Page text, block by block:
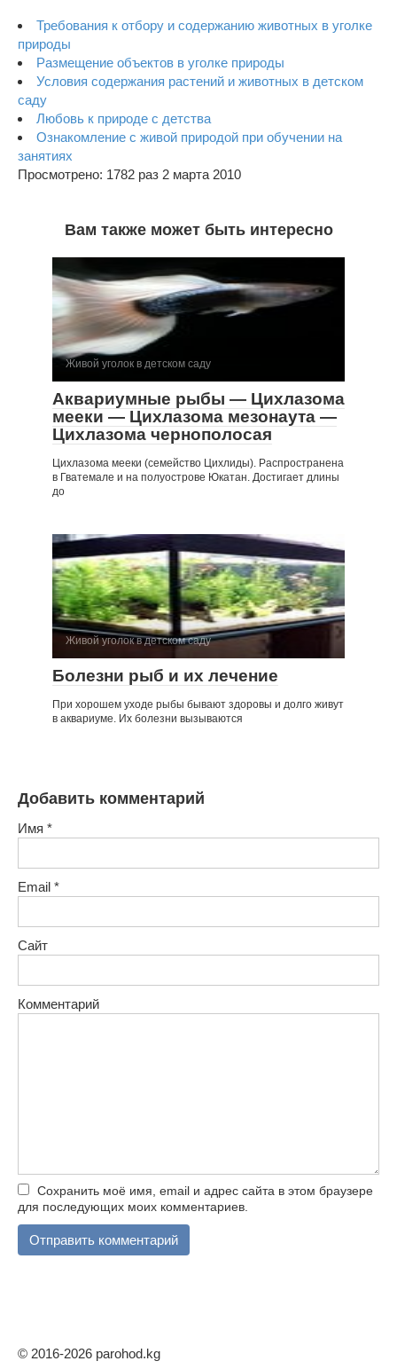
Требования к отбору и содержанию животных в уголке
природы
Размещение объектов в уголке природы
Условия содержания растений и животных в детском
саду
Любовь к природе с детства
Ознакомление с живой природой при обучении на
занятиях
Просмотрено: 1782 раз 2 марта 2010
Вам также может быть интересно
Живой уголок в детском саду
Аквариумные рыбы — Цихлазома
мееки — Цихлазома мезонаута —
Цихлазома чернополосая
Цихлазома мееки (семейство Цихлиды). Распространена
в Гватемале и на полуострове Юкатан. Достигает длины
до
Живой уголок в детском саду
Болезни рыб и их лечение
При хорошем уходе рыбы бывают здоровы и долго живут
в аквариуме. Их болезни вызываются
Добавить комментарий
Имя *
Email *
Сайт
Комментарий
Сохранить моё имя, email и адрес сайта в этом браузере
для последующих моих комментариев.
© 2016-2026 parohod.kg